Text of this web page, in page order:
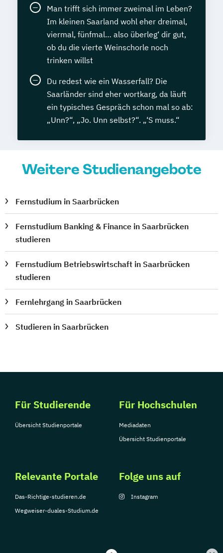
Man trifft sich immer zweimal im Leben?
Im kleinen Saarland wohl eher dreimal,
viermal, fünfmal… also überleg‘ dir gut,
ob du die vierte Weinschorle noch
trinken willst
Du redest wie ein Wasserfall? Die
Saarländer sind eher wortkarg, da läuft
ein typisches Gespräch schon mal so ab:
„Unn?“, „Jo. Unn selbst?“. „‘S muss.“
Weitere Studienangebote
Fernstudium in Saarbrücken
Fernstudium Banking & Finance in Saarbrücken
studieren
Fernstudium Betriebswirtschaft in Saarbrücken
studieren
Fernlehrgang in Saarbrücken
Studieren in Saarbrücken
Für Studierende
Übersicht Studienportale
Für Hochschulen
Mediadaten
Übersicht Studienportale
Relevante Portale
Das-Richtige-studieren.de
Wegweiser-duales-Studium.de
Folge uns auf
Instagram